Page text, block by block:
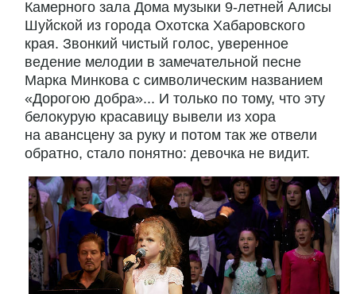
Камерного зала Дома музыки 9-летней Алисы
Шуйской из города Охотска Хабаровского
края. Звонкий чистый голос, уверенное
ведение мелодии в замечательной песне
Марка Минкова с символическим названием
«Дорогою добра»... И только по тому, что эту
белокурую красавицу вывели из хора
на авансцену за руку и потом так же отвели
обратно, стало понятно: девочка не видит.